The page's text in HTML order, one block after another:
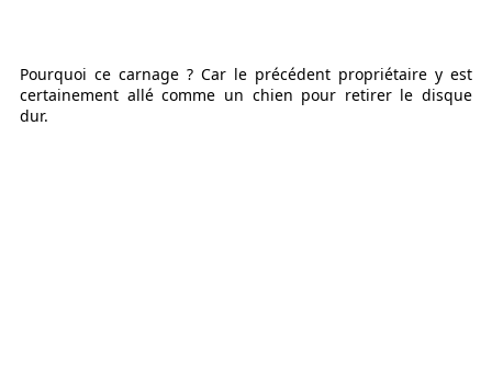
Pourquoi ce carnage ? Car le précédent propriétaire y est
certainement allé comme un chien pour retirer le disque
dur.